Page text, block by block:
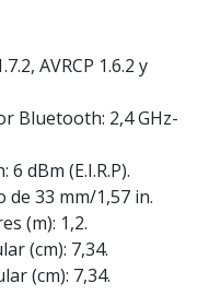
AVRCP 1.6.2 y
Bluetooth: 2,4 GHz-
dBm (E.I.R.P).
de 33 mm/1,57 in.
(m): 1,2.
(cm): 7,34.
(cm): 7,34.